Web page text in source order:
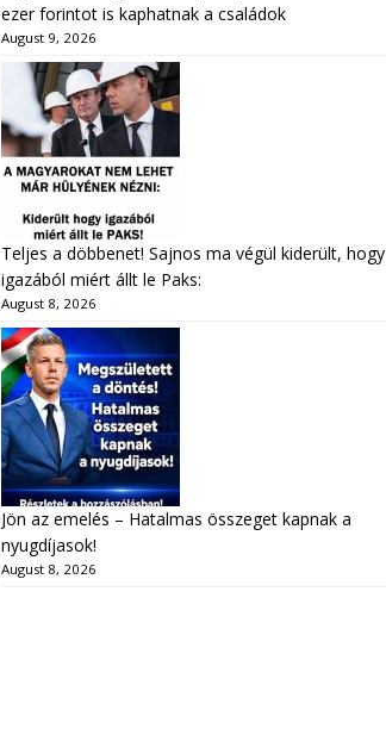
ezer forintot is kaphatnak a családok
August 9, 2026
Teljes a döbbenet! Sajnos ma végül kiderült, hogy
igazából miért állt le Paks:
August 8, 2026
Jön az emelés – Hatalmas összeget kapnak a
nyugdíjasok!
August 8, 2026